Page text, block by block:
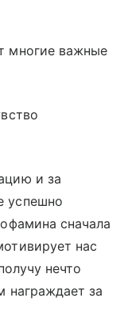
многие важные
и за
успешно
сначала
нас
нечто
награждает за